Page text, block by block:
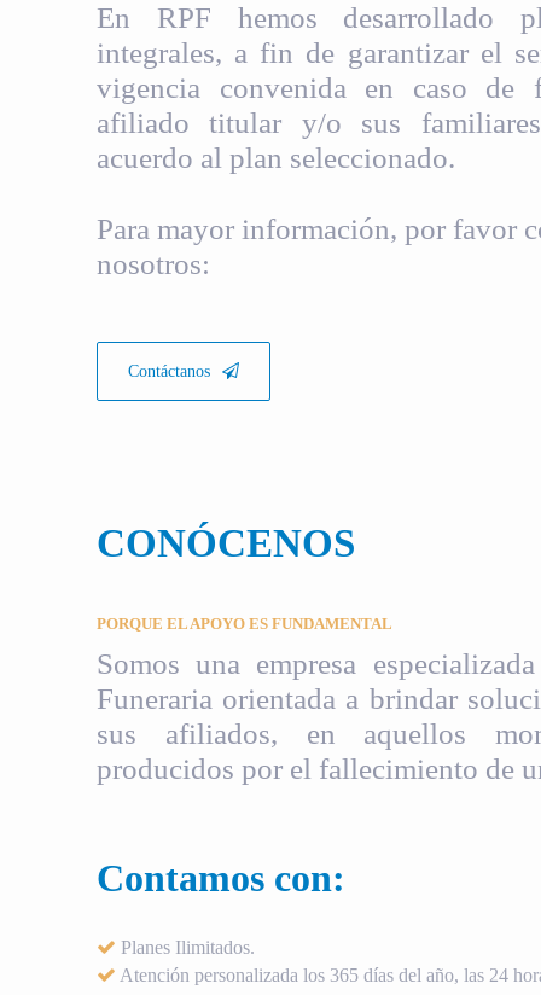
En RPF hemos desarrollado
integrales, a fin de garantizar el
vigencia convenida en caso de
afiliado titular y/o sus
acuerdo al plan seleccionado.
Para mayor información, por favor
nosotros:
Contáctanos
CONÓCENOS
PORQUE EL APOYO ES FUNDAMENTAL
Somos una empresa
Funeraria orientada a brindar
sus afiliados, en aquellos
producidos por el fallecimiento de
Contamos con:
Planes Ilimitados.
Atención personalizada los 365 días del año, las 24